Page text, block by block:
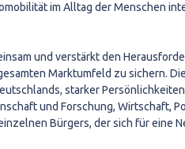
im Alltag der Menschen
und verstärkt den
Marktumfeld zu sichern.
starker
und Forschung, Wirtschaft,
Bürgers, der sich für eine